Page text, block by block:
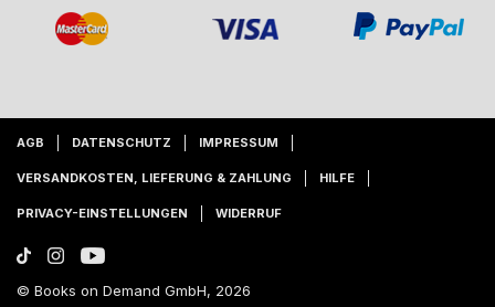
AGB DATENSCHUTZ IMPRESSUM
VERSANDKOSTEN, LIEFERUNG & ZAHLUNG HILFE
PRIVACY-EINSTELLUNGEN WIDERRUF
© Books on Demand GmbH, 2026